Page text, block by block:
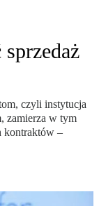
czyli instytucja
zamierza w tym
kontraktów –